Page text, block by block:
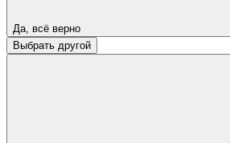
Да, всё верно
Выбрать другой